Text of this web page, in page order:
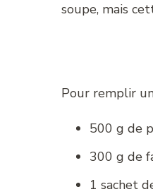
soupe, mais
Pour remplir
500 g de
300 g de
1 sachet